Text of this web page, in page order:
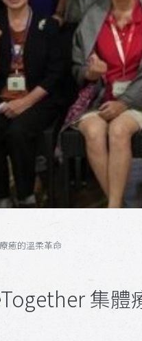
癒的溫柔革命
集體